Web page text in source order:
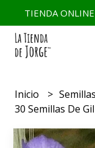
TIENDA
Inicio
30 Semillas De